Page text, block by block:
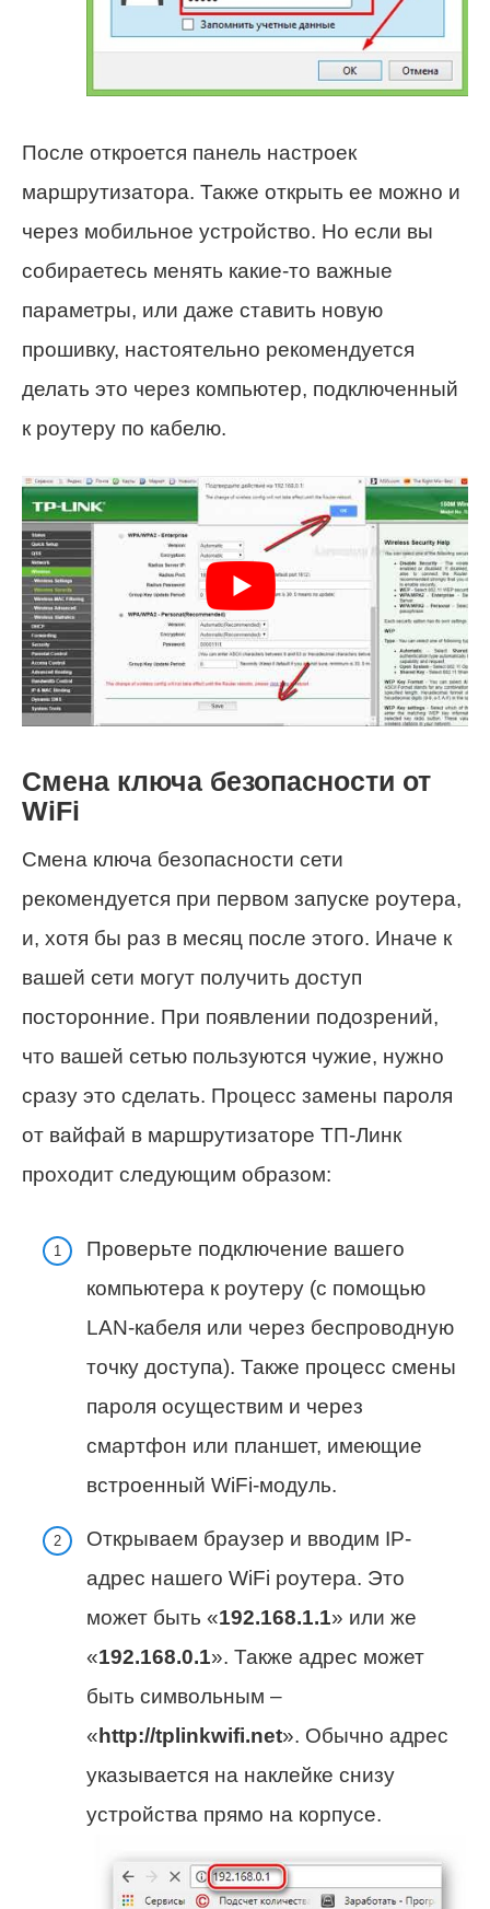
После откроется панель настроек
маршрутизатора. Также открыть ее можно и
через мобильное устройство. Но если вы
собираетесь менять какие-то важные
параметры, или даже ставить новую
прошивку, настоятельно рекомендуется
делать это через компьютер, подключенный
к роутеру по кабелю.
Смена ключа безопасности от
WiFi
Смена ключа безопасности сети
рекомендуется при первом запуске роутера,
и, хотя бы раз в месяц после этого. Иначе к
вашей сети могут получить доступ
посторонние. При появлении подозрений,
что вашей сетью пользуются чужие, нужно
сразу это сделать. Процесс замены пароля
от вайфай в маршрутизаторе ТП-Линк
проходит следующим образом:
Проверьте подключение вашего
компьютера к роутеру (с помощью
LAN-кабеля или через беспроводную
точку доступа). Также процесс смены
пароля осуществим и через
смартфон или планшет, имеющие
встроенный WiFi-модуль.
Открываем браузер и вводим IP-
адрес нашего WiFi роутера. Это
может быть «192.168.1.1» или же
«192.168.0.1». Также адрес может
быть символьным –
« http://tplinkwifi.net». Обычно адрес
указывается на наклейке снизу
устройства прямо на корпусе.